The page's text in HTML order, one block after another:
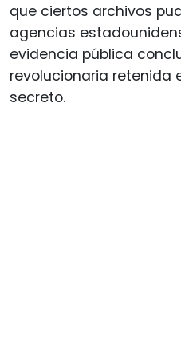
que ciertos archivos
agencias
evidencia pública
revolucionaria retenida
secreto.